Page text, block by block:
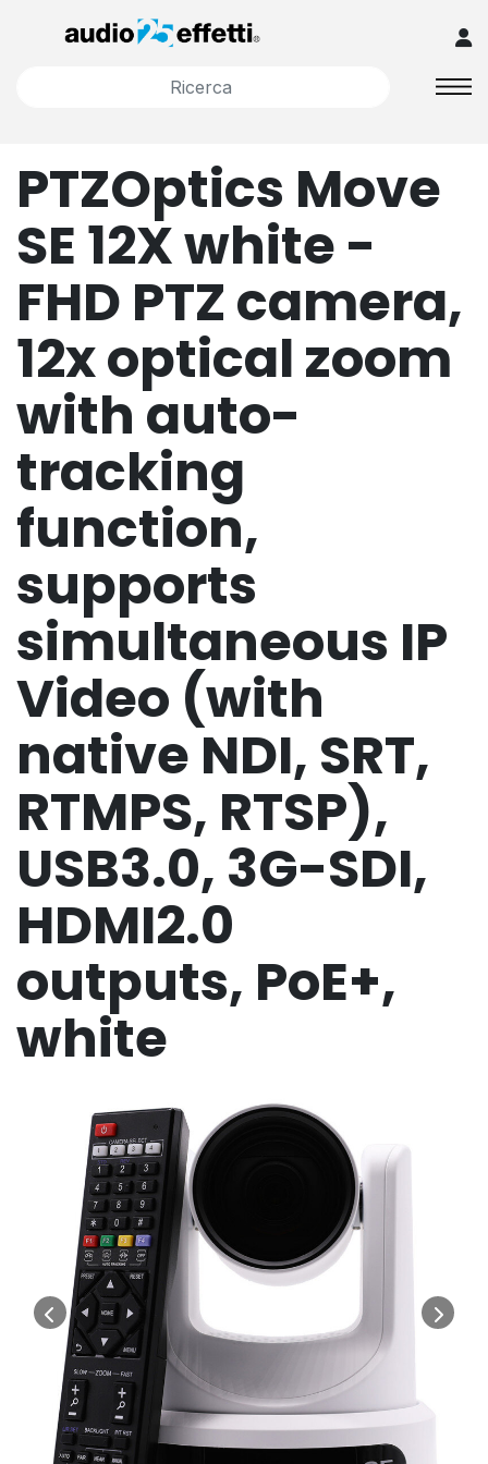
PTZOptics Move
SE 12X white -
FHD PTZ camera,
12x optical zoom
with auto-
tracking
function,
supports
simultaneous IP
Video (with
native NDI, SRT,
RTMPS, RTSP),
USB3.0, 3G-SDI,
HDMI2.0
outputs, PoE+,
white